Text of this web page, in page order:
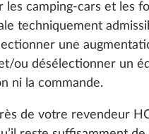
les camping-cars et les
techniquement
une
ou désélectionner un
ni la commande.
de votre revendeur